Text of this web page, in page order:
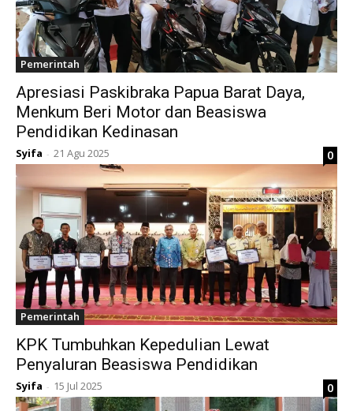
Pemerintah
Apresiasi Paskibraka Papua Barat Daya,
Menkum Beri Motor dan Beasiswa
Pendidikan Kedinasan
Syifa - 21 Agu 2025 0
Pemerintah
KPK Tumbuhkan Kepedulian Lewat
Penyaluran Beasiswa Pendidikan
Syifa - 15 Jul 2025 0